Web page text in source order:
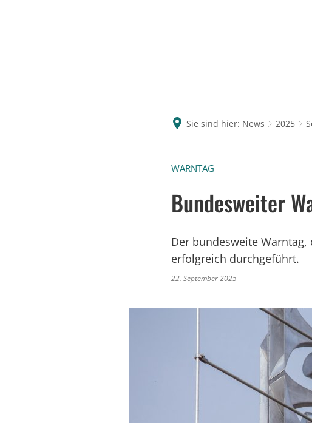
Sie sind hier: News 2025
WARNTAG
Bundesweiter
Der bundesweite
erfolgreich durchgeführt.
22. September 2025